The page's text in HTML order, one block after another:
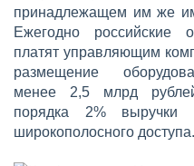
принадлежащем им же
Ежегодно российские
платят управляющим
размещение
менее 2,5 млрд
порядка 2% выручки
широкополосного доступа.